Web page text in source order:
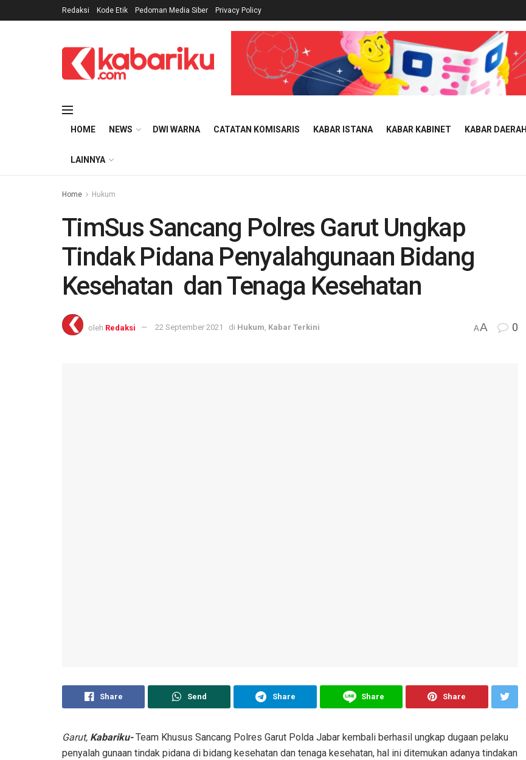
Redaksi Kode Etik Pedoman Media Siber Privacy Policy
HOME NEWS DWI WARNA CATATAN KOMISARIS KABAR ISTANA KABAR KABINET KABAR DAERAH
LAINNYA
Home Hukum
TimSus Sancang Polres Garut Ungkap
Tindak Pidana Penyalahgunaan Bidang
Kesehatan dan Tenaga Kesehatan
oleh Redaksi 22 September 2021 di Hukum, Kabar Terkini AA 0
Share Send Share Share Share
Garut, Kabariku-Team Khusus Sancang Polres Garut Polda Jabar kembali berhasil ungkap dugaan pelaku
penyalah gunaan tindak pidana di bidang kesehatan dan tenaga kesehatan, hal ini ditemukan adanya tindakan